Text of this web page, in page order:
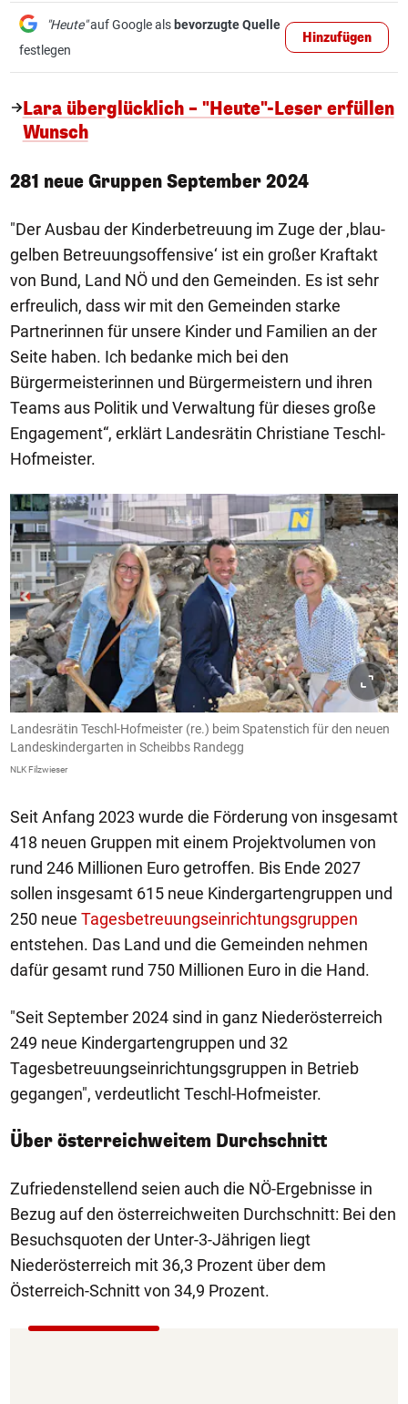
"Heute"auf Google als bevorzugte Quelle
festlegen
Hinzufügen
Lara überglücklich – "Heute"-Leser erfüllen
Wunsch
281 neue Gruppen September 2024
"Der Ausbau der Kinderbetreuung im Zuge der ,blau-
gelben Betreuungsoffensive‘ ist ein großer Kraftakt
von Bund, Land NÖ und den Gemeinden. Es ist sehr
erfreulich, dass wir mit den Gemeinden starke
Partnerinnen für unsere Kinder und Familien an der
Seite haben. Ich bedanke mich bei den
Bürgermeisterinnen und Bürgermeistern und ihren
Teams aus Politik und Verwaltung für dieses große
Engagement“, erklärt Landesrätin Christiane Teschl-
Hofmeister.
Landesrätin Teschl-Hofmeister (re.) beim Spatenstich für den neuen
Landeskindergarten in Scheibbs Randegg
NLK Filzwieser
Seit Anfang 2023 wurde die Förderung von insgesamt
418 neuen Gruppen mit einem Projektvolumen von
rund 246 Millionen Euro getroffen. Bis Ende 2027
sollen insgesamt 615 neue Kindergartengruppen und
250 neue Tagesbetreuungseinrichtungsgruppen
entstehen. Das Land und die Gemeinden nehmen
dafür gesamt rund 750 Millionen Euro in die Hand.
"Seit September 2024 sind in ganz Niederösterreich
249 neue Kindergartengruppen und 32
Tagesbetreuungseinrichtungsgruppen in Betrieb
gegangen", verdeutlicht Teschl-Hofmeister.
Über österreichweitem Durchschnitt
Zufriedenstellend seien auch die NÖ-Ergebnisse in
Bezug auf den österreichweiten Durchschnitt: Bei den
Besuchsquoten der Unter-3-Jährigen liegt
Niederösterreich mit 36,3 Prozent über dem
Österreich-Schnitt von 34,9 Prozent.